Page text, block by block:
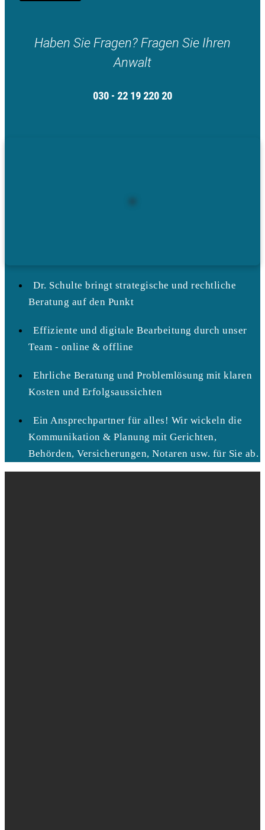
Haben Sie Fragen? Fragen Sie Ihren
Anwalt
030 - 22 19 220 20
Dr. Schulte bringt strategische und rechtliche
Beratung auf den Punkt
Effiziente und digitale Bearbeitung durch unser
Team - online & offline
Ehrliche Beratung und Problemlösung mit klaren
Kosten und Erfolgsaussichten
Ein Ansprechpartner für alles! Wir wickeln die
Kommunikation & Planung mit Gerichten,
Behörden, Versicherungen, Notaren usw. für Sie ab.